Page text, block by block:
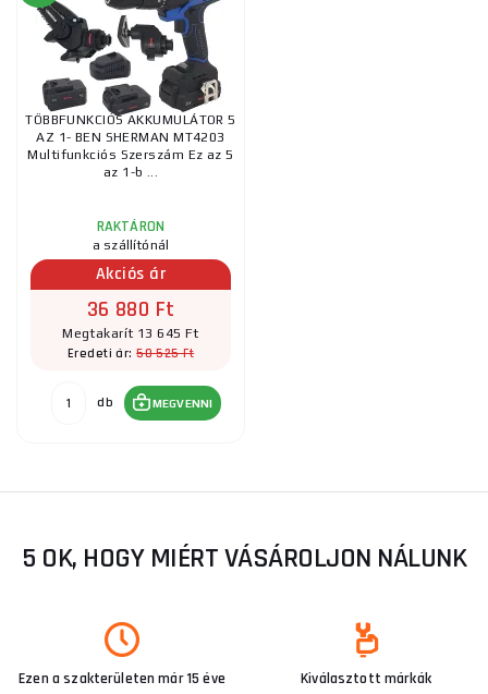
TÖBBFUNKCIÓS AKKUMULÁTOR 5
AZ 1- BEN SHERMAN MT4203
Multifunkciós Szerszám Ez az 5
az 1-b ...
RAKTÁRON
a szállítónál
Akciós ár
36 880 Ft
Megtakarít 13 645 Ft
Eredeti ár:50 525 Ft
db MEGVENNI
5 OK, HOGY MIÉRT VÁSÁROLJON NÁLUNK
Ezen a szakterületen már 15 éve
Kiválasztott márkák